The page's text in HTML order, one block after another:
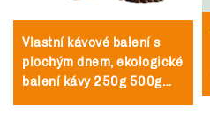
Vlastní kávové balení s
plochým dnem, ekologické
balení kávy 250g 500g